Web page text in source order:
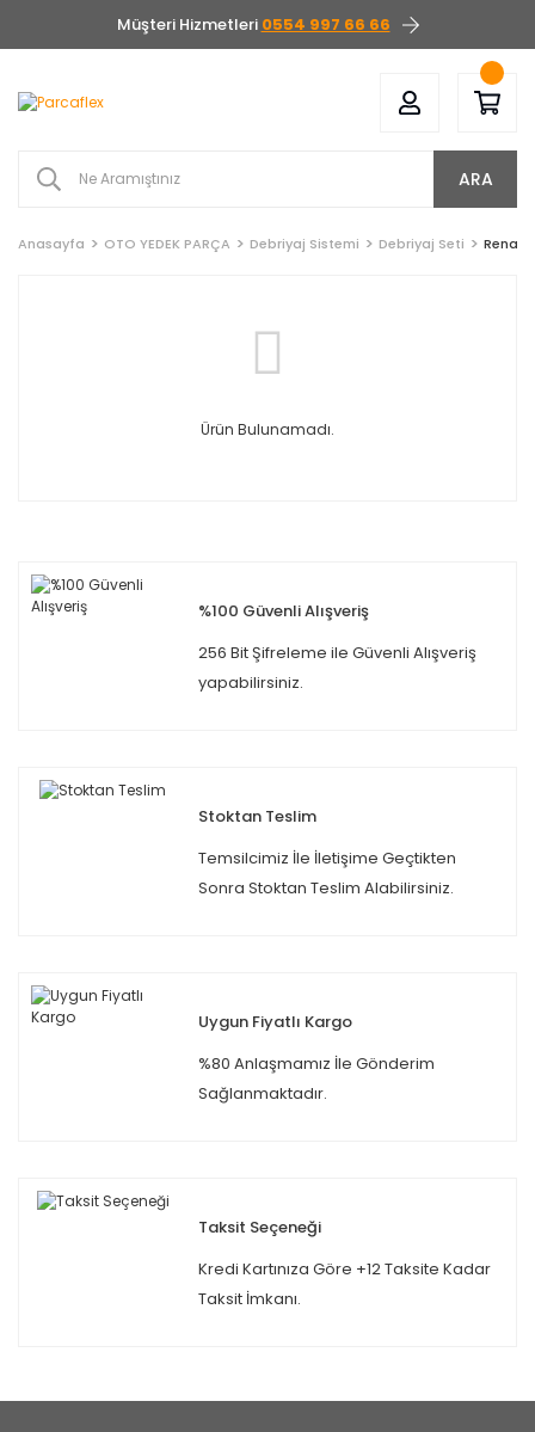
Müşteri Hizmetleri 0554 997 66 66
ARA
Anasayfa OTO YEDEK PARÇA Debriyaj Sistemi Debriyaj Seti
Ürün Bulunamadı.
%100 Güvenli Alışveriş
256 Bit Şifreleme ile Güvenli Alışveriş
yapabilirsiniz.
Stoktan Teslim
Temsilcimiz İle İletişime Geçtikten
Sonra Stoktan Teslim Alabilirsiniz.
Uygun Fiyatlı Kargo
%80 Anlaşmamız İle Gönderim
Sağlanmaktadır.
Taksit Seçeneği
Kredi Kartınıza Göre +12 Taksite Kadar
Taksit İmkanı.